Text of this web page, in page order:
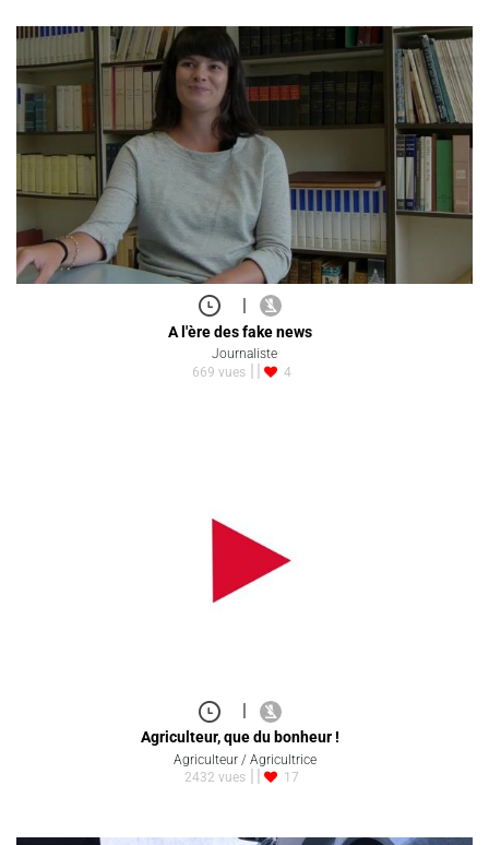
|
A l'ère des fake news
Journaliste
669 vues
4
|
Agriculteur, que du bonheur !
Agriculteur / Agricultrice
2432 vues
17